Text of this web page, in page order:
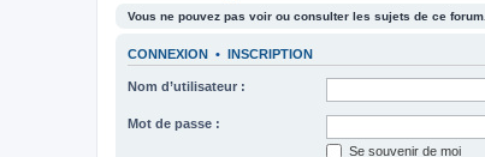
Vous ne pouvez pas voir ou consulter les sujets de ce forum.
CONNEXION • INSCRIPTION
Nom d’utilisateur :
Mot de passe :
Se souvenir de moi